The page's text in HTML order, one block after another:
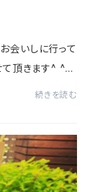
会いしに行って
頂きます^ ^先
続きを読む